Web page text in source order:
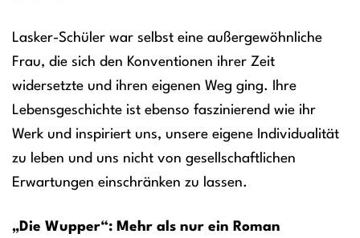
Lasker-Schüler war selbst eine außergewöhnliche
Frau, die sich den Konventionen ihrer Zeit
widersetzte und ihren eigenen Weg ging. Ihre
Lebensgeschichte ist ebenso faszinierend wie ihr
Werk und inspiriert uns, unsere eigene Individualität
zu leben und uns nicht von gesellschaftlichen
Erwartungen einschränken zu lassen.
„Die Wupper“: Mehr als nur ein Roman